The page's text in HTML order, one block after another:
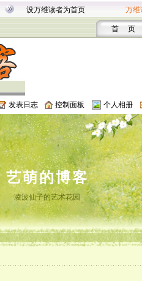
设万维读者为首页 万维
首 页
发表日志 控制面板 个人相册
艺萌的博客
凌波仙子的艺术花园